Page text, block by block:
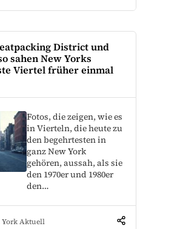
District und
sahen New Yorks
Viertel früher einmal
Fotos, die zeigen, wie es
in Vierteln, die heute zu
den begehrtesten in
ganz New York
gehören, aussah, als sie
den 1970er und 1980er
den…
York Aktuell